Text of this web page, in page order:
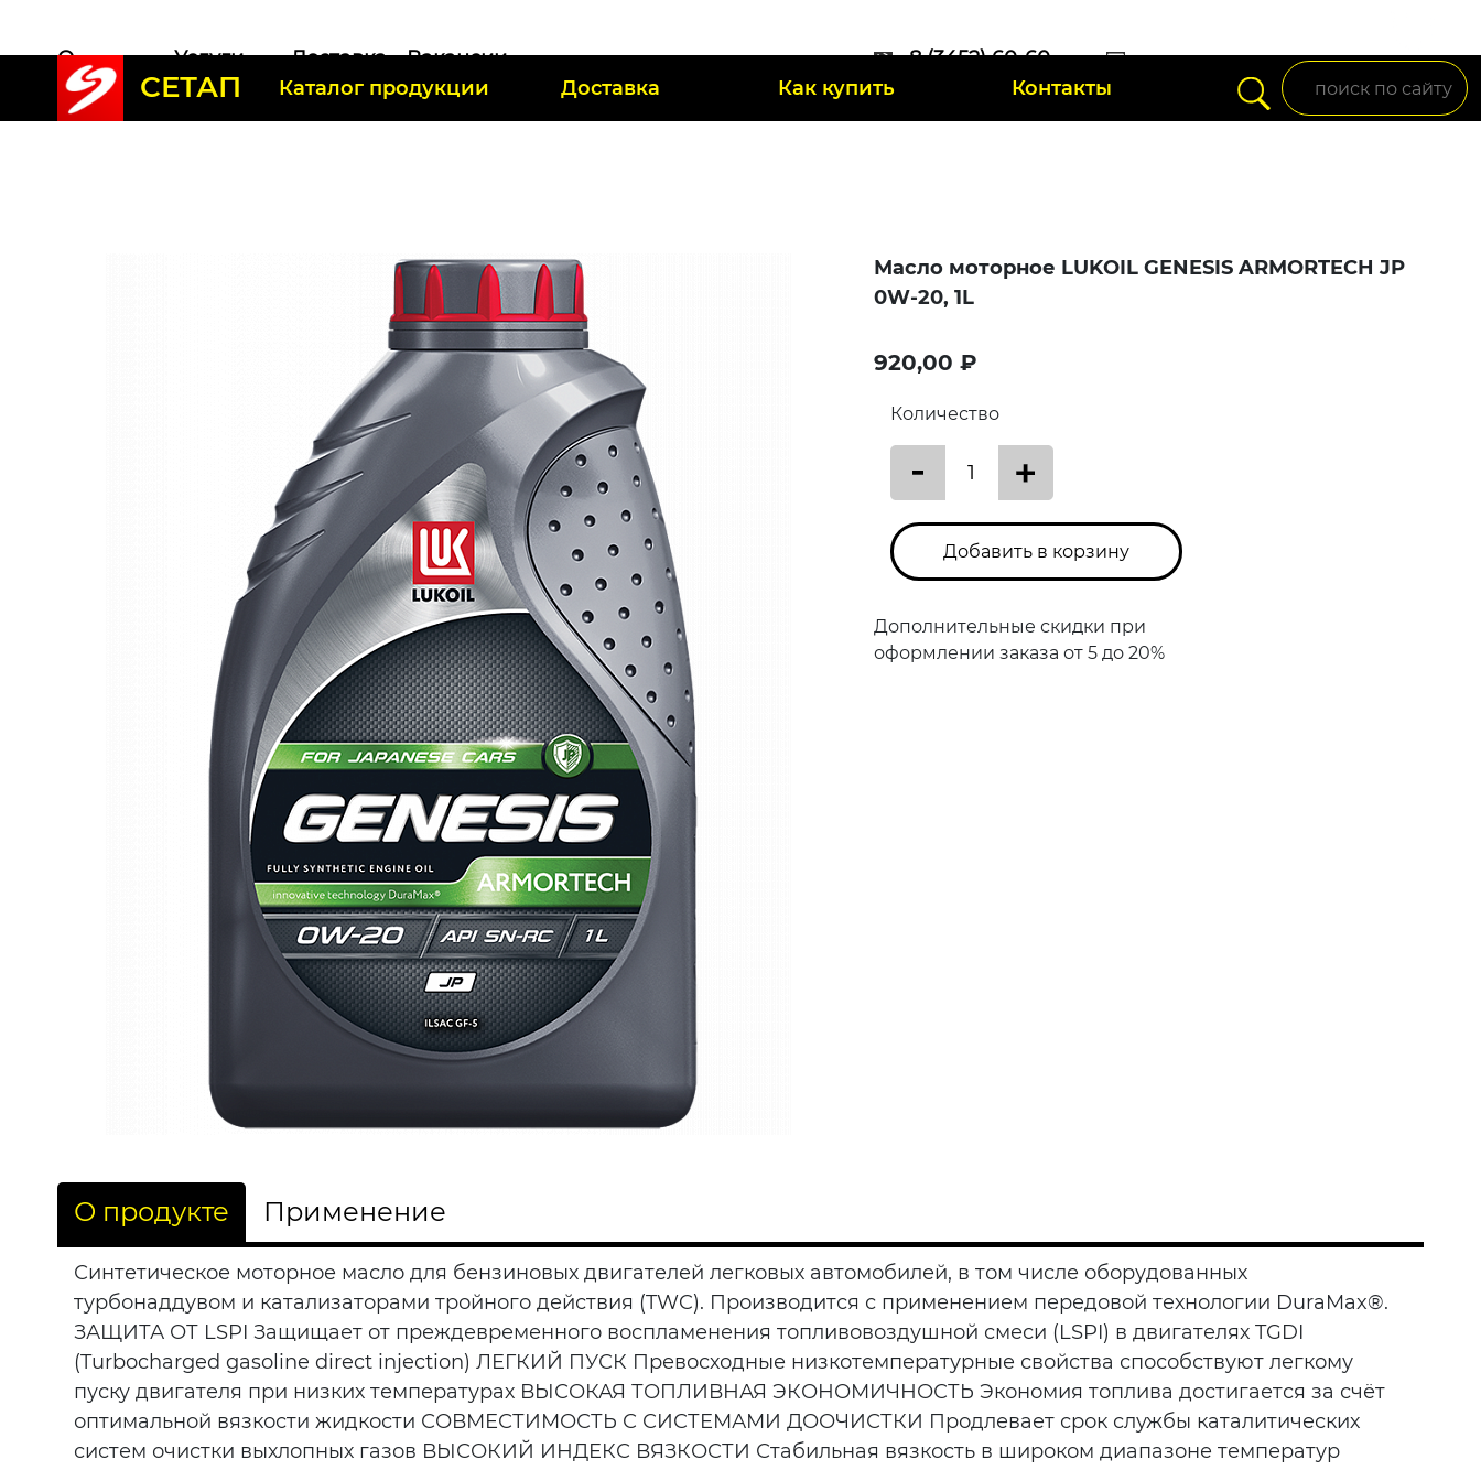
О
компании
Услуги Доставка Вакансии
8 (3452) 60-60-
47
setup95@mail.ru
СЕТАП Каталог продукции Доставка Как купить Контакты
Масло моторное LUKOIL GENESIS ARMORTECH JP
0W-20, 1L
920,00 ₽
Количество
Добавить в корзину
Дополнительные скидки при
оформлении заказа от 5 до 20%
О продукте Применение
Синтетическое моторное масло для бензиновых двигателей легковых автомобилей, в том числе оборудованных
турбонаддувом и катализаторами тройного действия (TWC). Производится с применением передовой технологии DuraMax®.
ЗАЩИТА ОТ LSPI Защищает от преждевременного воспламенения топливовоздушной смеси (LSPI) в двигателях TGDI
(Turbocharged gasoline direct injection) ЛЕГКИЙ ПУСК Превосходные низкотемпературные свойства способствуют легкому
пуску двигателя при низких температурах ВЫСОКАЯ ТОПЛИВНАЯ ЭКОНОМИЧНОСТЬ Экономия топлива достигается за счёт
оптимальной вязкости жидкости СОВМЕСТИМОСТЬ С СИСТЕМАМИ ДООЧИСТКИ Продлевает срок службы каталитических
систем очистки выхлопных газов ВЫСОКИЙ ИНДЕКС ВЯЗКОСТИ Стабильная вязкость в широком диапазоне температур